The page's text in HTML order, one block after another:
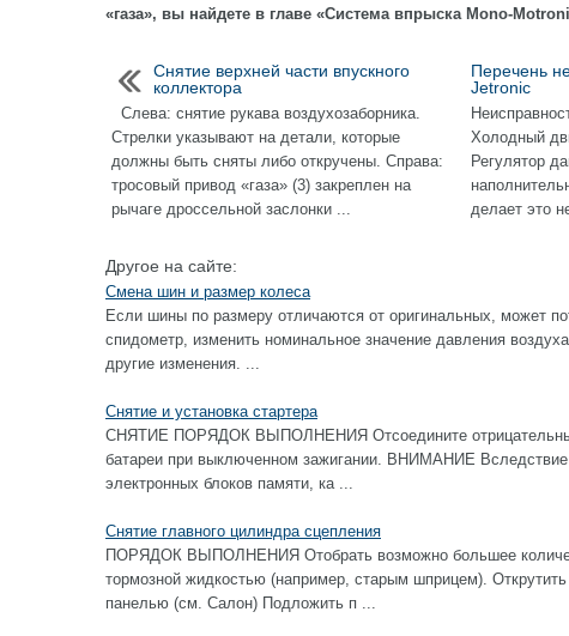
«газа», вы найдете в главе «Система впрыска Mono-
Снятие верхней части впускного
коллектора
Слева: снятие рукава воздухозаборника.
Стрелки указывают на детали, которые
должны быть сняты либо откручены. Справа:
тросовый привод «газа» (3) закреплен на
рычаге дроссельной заслонки ...
Перечень
Jetronic
Холодный
Регулятор
делает это
Другое на сайте:
Смена шин и размер колеса
Если шины по размеру отличаются от оригинальных, может
спидометр, изменить номинальное значение давления
другие изменения. ...
Снятие и установка стартера
СНЯТИЕ ПОРЯДОК ВЫПОЛНЕНИЯ Отсоедините
батареи при выключенном зажигании. ВНИМАНИЕ Вследствие
электронных блоков памяти, ка ...
Снятие главного цилиндра сцепления
ПОРЯДОК ВЫПОЛНЕНИЯ Отобрать возможно большее
тормозной жидкостью (например, старым шприцем).
панелью (см. Салон) Подложить п ...